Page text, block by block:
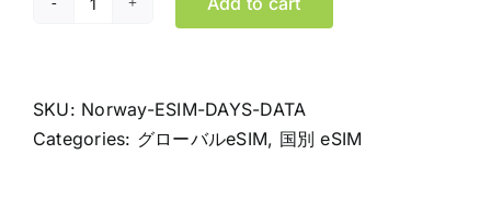
ノ
ェ
ー
SKU: Norway-ESIM-DAYS-DATA
Categories: グローバルeSIM, 国別 eSIM